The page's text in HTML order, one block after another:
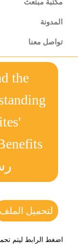
مكتبة مبتعث
المدونة
تواصل معنا
the
لتحميل الملف
اضغط الرابط ليتم